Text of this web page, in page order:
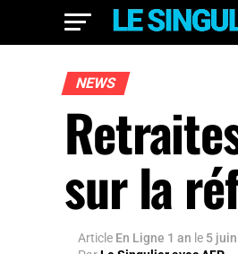
NEWS
sur la
Article En Ligne 1 an le 5